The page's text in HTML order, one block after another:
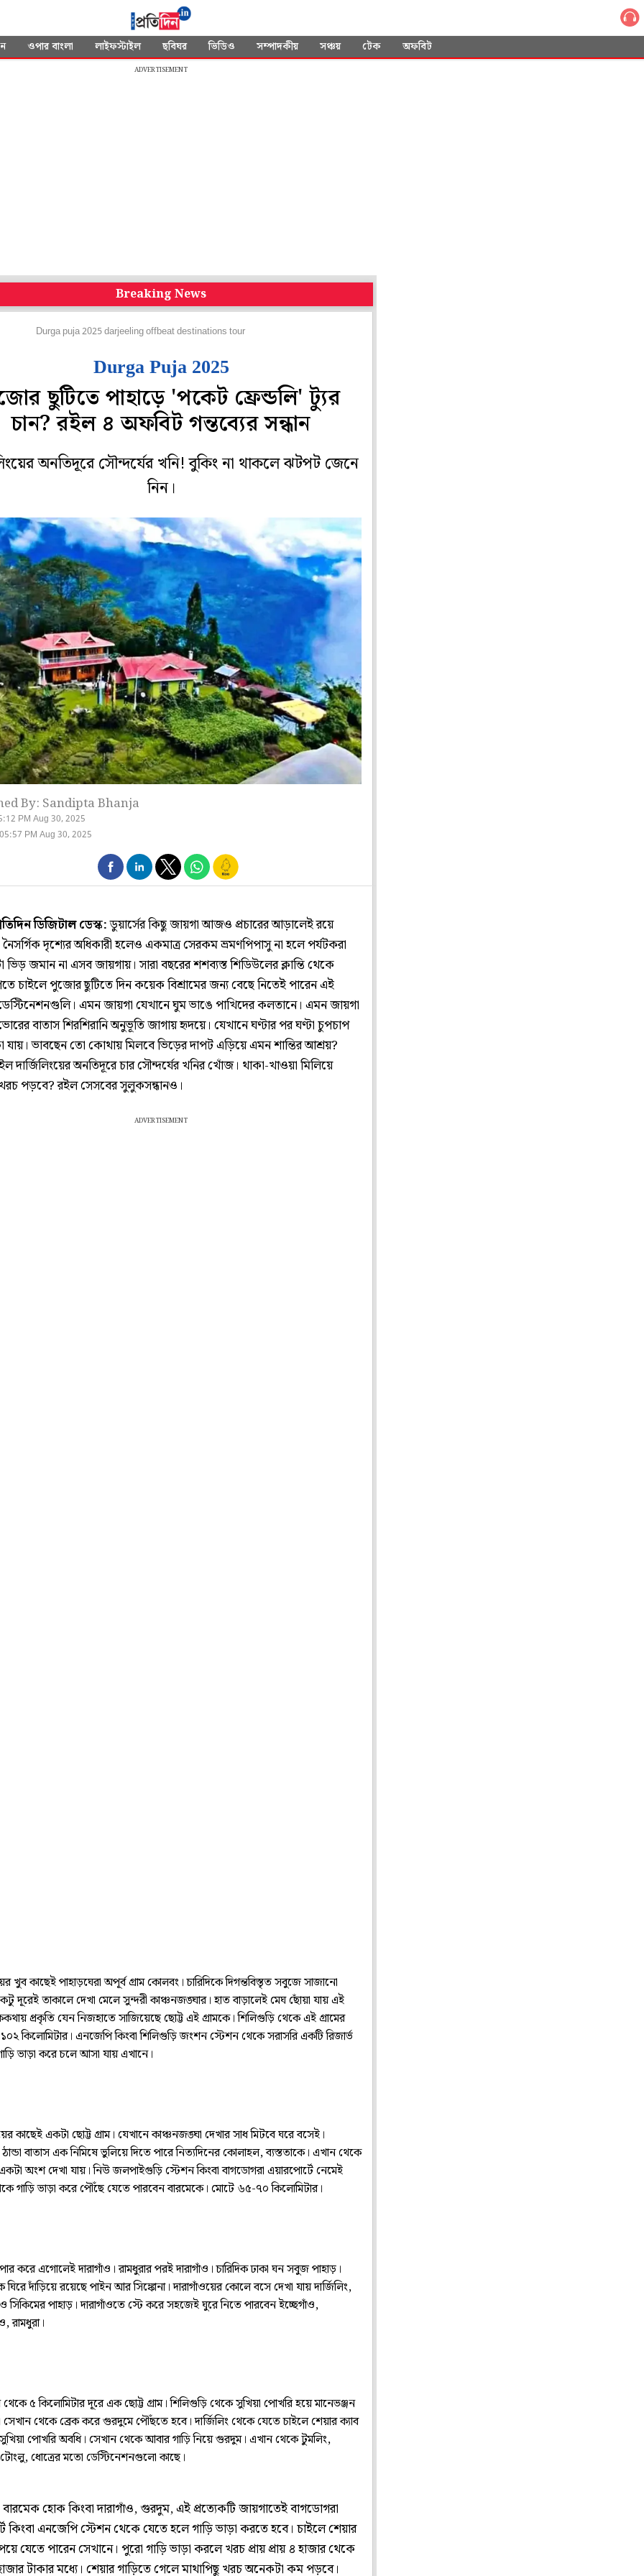
ওপার বাংলা লাইফস্টাইল ছবিঘর ভিডিও সম্পাদকীয় সঞ্চয় টেক অফবিট
ADVERTISEMENT
Breaking News
Durga puja 2025 darjeeling offbeat destinations tour
Durga Puja 2025
ছুটিতে পাহাড়ে 'পকেট ফ্রেন্ডলি' ট্যুর
চান? রইল ৪ অফবিট গন্তব্যের সন্ধান
অনতিদূরে সৌন্দর্যের খনি! বুকিং না থাকলে ঝটপট জেনে
নিন।
By: Sandipta Bhanja
PM Aug 30, 2025
PM Aug 30, 2025
ডিজিটাল ডেস্ক:ডুয়ার্সের কিছু জায়গা আজও প্রচারের আড়ালেই রয়ে
দৃশ্যের অধিকারী হলেও একমাত্র সেরকম ভ্রমণপিপাসু না হলে পর্যটকরা
জমান না এসব জায়গায়। সারা বছরের শশব্যস্ত শিডিউলের ক্লান্তি থেকে
চাইলে পুজোর ছুটিতে দিন কয়েক বিশ্রামের জন্য বেছে নিতেই পারেন এই
এমন জায়গা যেখানে ঘুম ভাঙে পাখিদের কলতানে। এমন জায়গা
বাতাস শিরশিরানি অনুভূতি জাগায় হৃদয়ে। যেখানে ঘণ্টার পর ঘণ্টা চুপচাপ
যায়। ভাবছেন তো কোথায় মিলবে ভিড়ের দাপট এড়িয়ে এমন শান্তির আশ্রয়?
দার্জিলিংয়ের অনতিদূরে চার সৌন্দর্যের খনির খোঁজ। থাকা-খাওয়া মিলিয়ে
পড়বে? রইল সেসবের সুলুকসন্ধানও।
ADVERTISEMENT
খুব কাছেই পাহাড়ঘেরা অপূর্ব গ্রাম কোলবং। চারিদিকে দিগন্তবিস্তৃত সবুজে সাজানো
দূরেই তাকালে দেখা মেলে সুন্দরী কাঞ্চনজঙ্ঘার। হাত বাড়ালেই মেঘ ছোঁয়া যায় এই
প্রকৃতি যেন নিজহাতে সাজিয়েছে ছোট্ট এই গ্রামকে। শিলিগুড়ি থেকে এই গ্ৰামের
১০২ কিলোমিটার। এনজেপি কিংবা শিলিগুড়ি জংশন স্টেশন থেকে সরাসরি একটি রিজার্ভ
ভাড়া করে চলে আসা যায় এখানে।
কাছেই একটা ছোট্ট গ্রাম। যেখানে কাঞ্চনজঙ্ঘা দেখার সাধ মিটবে ঘরে বসেই।
বাতাস এক নিমিষে ভুলিয়ে দিতে পারে নিত্যদিনের কোলাহল, ব্যস্ততাকে। এখান থেকে
অংশ দেখা যায়। নিউ জলপাইগুড়ি স্টেশন কিংবা বাগডোগরা এয়ারপোর্টে নেমেই
গাড়ি ভাড়া করে পৌঁছে যেতে পারবেন বারমেকে। মোটে ৬৫-৭০ কিলোমিটার।
করে এগোলেই দারাগাঁও। রামধুরার পরই দারাগাঁও। চারিদিক ঢাকা ঘন সবুজ পাহাড়।
ঘিরে দাঁড়িয়ে রয়েছে পাইন আর সিঙ্কোনা। দারাগাঁওয়ের কোলে বসে দেখা যায় দার্জিলিং,
সিকিমের পাহাড়। দারাগাঁওতে স্টে করে সহজেই ঘুরে নিতে পারবেন ইচ্ছেগাঁও,
রামধুরা।
থেকে ৫ কিলোমিটার দূরে এক ছোট্ট গ্রাম। শিলিগুড়ি থেকে সুখিয়া পোখরি হয়ে মানেভঞ্জন
থেকে ব্রেক করে গুরদুমে পৌঁছতে হবে। দার্জিলিং থেকে যেতে চাইলে শেয়ার ক্যাব
পোখরি অবধি। সেখান থেকে আবার গাড়ি নিয়ে গুরদুম। এখান থেকে টুমলিং,
টোংলু, ধোত্রের মতো ডেস্টিনেশনগুলো কাছে।
হোক কিংবা দারাগাঁও, গুরদুম, এই প্রত্যেকটি জায়গাতেই বাগডোগরা
কিংবা এনজেপি স্টেশন থেকে যেতে হলে গাড়ি ভাড়া করতে হবে। চাইলে শেয়ার
যেতে পারেন সেখানে। পুরো গাড়ি ভাড়া করলে খরচ প্রায় প্রায় ৪ হাজার থেকে
টাকার মধ্যে। শেয়ার গাড়িতে গেলে মাথাপিছু খরচ অনেকটা কম পড়বে।